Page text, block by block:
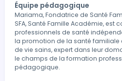
Équipe pédagogique
Mariama, Fondatrice de Santé
SFA, Santé Famille Académie, est
professionnels de santé
la promotion de la santé
de vie sains, expert dans leur
le champs de la formation
pédagogique.